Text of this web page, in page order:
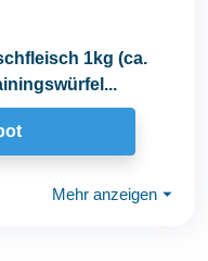
1kg (ca.
Mehr anzeigen ⏷